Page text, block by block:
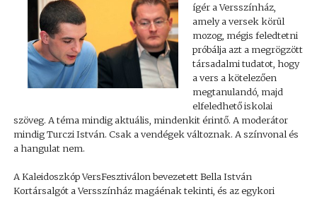
ígér a Versszínház,
amely a versek körül
mozog, mégis feledtetni
próbálja azt a megrögzött
társadalmi tudatot, hogy
a vers a kötelezően
megtanulandó, majd
elfeledhető iskolai
szöveg. A téma mindig aktuális, mindenkit érintő. A moderátor
mindig Turczi István. Csak a vendégek változnak. A színvonal és
a hangulat nem.
A Kaleidoszkóp VersFesztiválon bevezetett Bella István
Kortársalgót a Versszínház magáénak tekinti, és az egykori